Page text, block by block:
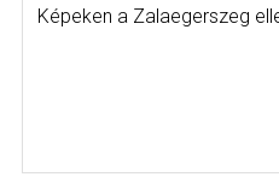
Képeken a Zalaegerszeg